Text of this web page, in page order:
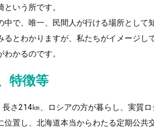
いう所です。
で、唯一、民間人が行ける場所として
るとわかりますが、私たちがイメージし
かるのです。
特徴等
さ214㎞、ロシアの方が暮らし、実質ロ
置し、北海道本当からわたる定期公共